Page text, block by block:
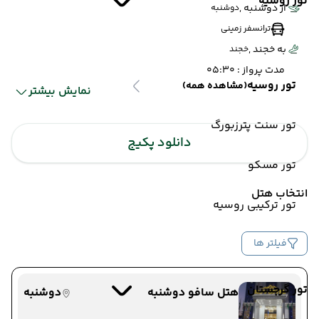
تور روسیه(مشاهده همه)
تور سنت پترزبورگ
تور مسکو
تور ترکیبی روسیه
تور گرجستان
از دوشنبه ,دوشنبه
ترانسفر زمینی
به خجند ,خجند
مدت پرواز : 05:30
نمایش بیشتر
ترانسفر
زمینی
(20 آبان 1404 ساعت :
خجند
پنجکنت
از خجند ,
ترانسفر زمینی
به پنجکنت ,
مدت پرواز : 05:30
دانلود پکیج
انتخاب هتل
فیلتر ها
هتل سافو دوشنبه
دوشنبه